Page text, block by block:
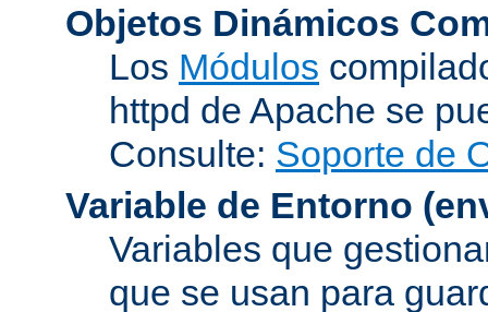
Objetos Dinámicos
Los Módulos
httpd de Apache se
Consulte: Soporte de
Variable de Entorno
Variables que
que se usan para